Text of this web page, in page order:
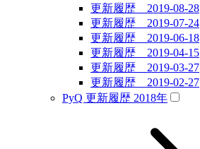
更新履歴 2019-08-28
更新履歴 2019-07-24
更新履歴 2019-06-18
更新履歴 2019-04-15
更新履歴 2019-03-27
更新履歴 2019-02-27
PyQ 更新履歴 2018年